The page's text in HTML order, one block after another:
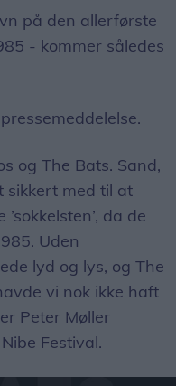
på den allerførste
- kommer således
og The Bats. Sand,
sikkert med til at
da de
Uden
lyd og lys, og The
vi nok ikke haft
Peter Møller
Festival.